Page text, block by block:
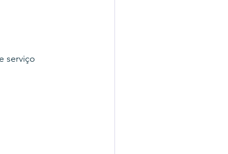
serviço